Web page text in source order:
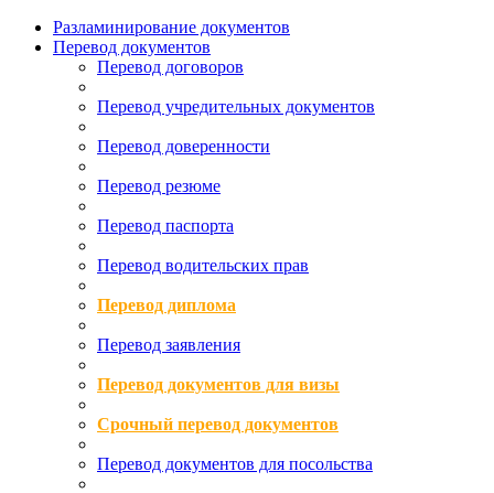
Разламинирование документов
Перевод документов
Перевод договоров
Перевод учредительных документов
Перевод доверенности
Перевод резюме
Перевод паспорта
Перевод водительских прав
Перевод диплома
Перевод заявления
Перевод документов для визы
Срочный перевод документов
Перевод документов для посольства